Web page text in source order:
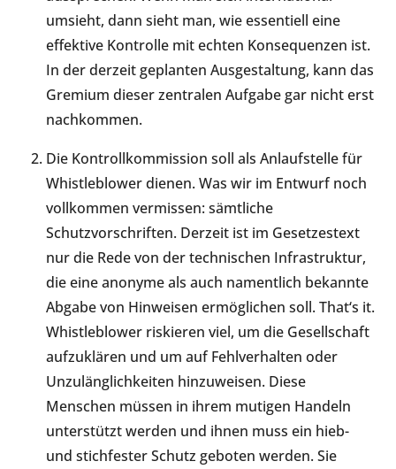
umsieht, dann sieht man, wie essentiell eine
effektive Kontrolle mit echten Konsequenzen ist.
In der derzeit geplanten Ausgestaltung, kann das
Gremium dieser zentralen Aufgabe gar nicht erst
nachkommen.
Die Kontrollkommission soll als Anlaufstelle für
Whistleblower dienen. Was wir im Entwurf noch
vollkommen vermissen: sämtliche
Schutzvorschriften. Derzeit ist im Gesetzestext
nur die Rede von der technischen Infrastruktur,
die eine anonyme als auch namentlich bekannte
Abgabe von Hinweisen ermöglichen soll. That‘s it.
Whistleblower riskieren viel, um die Gesellschaft
aufzuklären und um auf Fehlverhalten oder
Unzulänglichkeiten hinzuweisen. Diese
Menschen müssen in ihrem mutigen Handeln
unterstützt werden und ihnen muss ein hieb-
und stichfester Schutz geboten werden. Sie